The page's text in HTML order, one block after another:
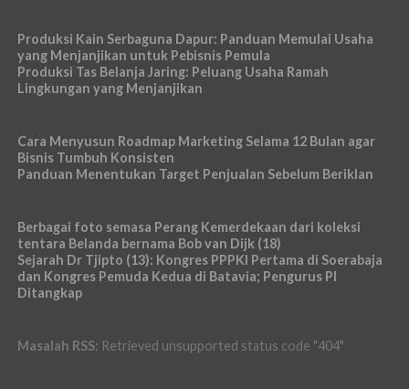
Produksi Kain Serbaguna Dapur: Panduan Memulai Usaha
yang Menjanjikan untuk Pebisnis Pemula
Produksi Tas Belanja Jaring: Peluang Usaha Ramah
Lingkungan yang Menjanjikan
Cara Menyusun Roadmap Marketing Selama 12 Bulan agar
Bisnis Tumbuh Konsisten
Panduan Menentukan Target Penjualan Sebelum Beriklan
Berbagai foto semasa Perang Kemerdekaan dari koleksi
tentara Belanda bernama Bob van Dijk (18)
Sejarah Dr Tjipto (13): Kongres PPPKI Pertama di Soerabaja
dan Kongres Pemuda Kedua di Batavia; Pengurus PI
Ditangkap
Masalah RSS: Retrieved unsupported status code "404"